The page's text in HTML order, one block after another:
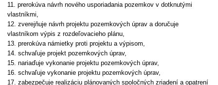
11. prerokúva návrh nového usporiadania pozemkov v dotknutými
vlastníkmi,
12. zverejňuje návrh projektu pozemkových úprav a doručuje
vlastníkom výpis z rozdeľovacieho plánu,
13. prerokúva námietky proti projektu a výpisom,
14. schvaľuje projekt pozemkových úprav,
15. nariaďuje vykonanie projektu pozemkových úprav,
16. schvaľuje vykonanie projektu pozemkových úprav,
17. zabezpečuje realizáciu plánovaných spoločných zriadení a opatrení